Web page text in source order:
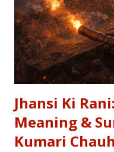
Jhansi Ki
Meaning &
Kumari